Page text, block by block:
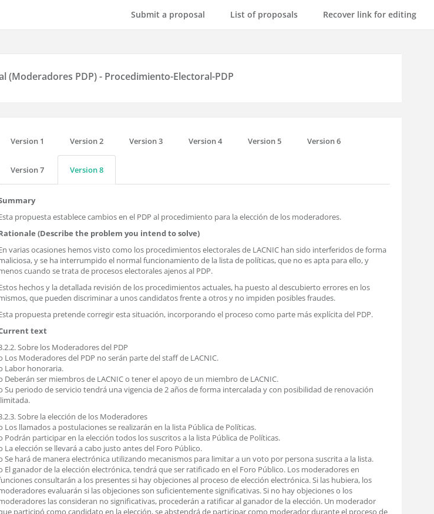
Submit a proposal List of proposals Recover link for editing
(Moderadores PDP) - Procedimiento-Electoral-PDP
Version 1 Version 2 Version 3 Version 4 Version 5 Version 6
Version 7 Version 8
propuesta establece cambios en el PDP al procedimiento para la elección de los moderadores.
(Describe the problem you intend to solve)
varias ocasiones hemos visto como los procedimientos electorales de LACNIC han sido interferidos de forma
y se ha interrumpido el normal funcionamiento de la lista de políticas, que no es apta para ello, y
cuando se trata de procesos electorales ajenos al PDP.
hechos y la detallada revisión de los procedimientos actuales, ha puesto al descubierto errores en los
que pueden discriminar a unos candidatos frente a otros y no impiden posibles fraudes.
propuesta pretende corregir esta situación, incorporando el proceso como parte más explícita del PDP.
text
Sobre los Moderadores del PDP
Los Moderadores del PDP no serán parte del staff de LACNIC.
Labor honoraria.
Deberán ser miembros de LACNIC o tener el apoyo de un miembro de LACNIC.
Su periodo de servicio tendrá una vigencia de 2 años de forma intercalada y con posibilidad de renovación
Sobre la elección de los Moderadores
Los llamados a postulaciones se realizarán en la lista Pública de Políticas.
Podrán participar en la elección todos los suscritos a la lista Pública de Políticas.
La elección se llevará a cabo justo antes del Foro Público.
Se hará de manera electrónica utilizando mecanismos para limitar a un voto por persona suscrita a la lista.
El ganador de la elección electrónica, tendrá que ser ratificado en el Foro Público. Los moderadores en
consultarán a los presentes si hay objeciones al proceso de elección electrónica. Si las hubiera, los
evaluarán si las objeciones son suficientemente significativas. Si no hay objeciones o los
las consideran no significativas, procederán a ratificar al ganador de la elección. Un moderador
participó como candidato en la elección, se abstendrá de participar como moderador durante el proceso de